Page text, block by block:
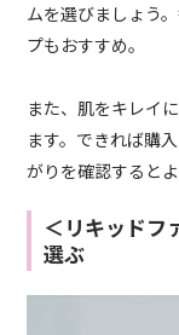
ムを選びましょう
プもおすすめ。
また、肌をキレイ
ます。できれば購
がりを確認するとよ
＜リキッドフ
選ぶ